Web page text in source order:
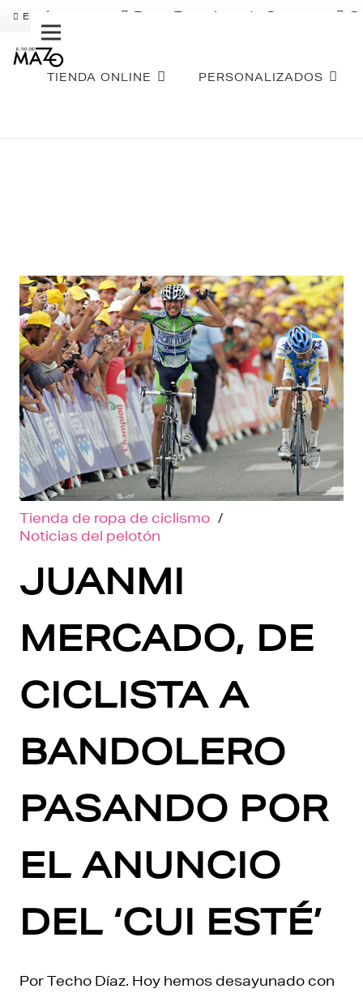
ENVÍO GRATIS Pago Fraccionado Sequra
TIENDA ONLINE PERSONALIZADOS
Tienda de ropa de ciclismo /
Noticias del pelotón
JUANMI
MERCADO, DE
CICLISTA A
BANDOLERO
PASANDO POR
EL ANUNCIO
DEL ‘CUI ESTÉ’
Por Techo Díaz. Hoy hemos desayunado con